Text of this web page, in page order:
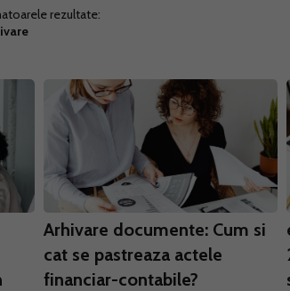
rezultate:
Arhivare documente: Cum si
cat se pastreaza actele
financiar-contabile?